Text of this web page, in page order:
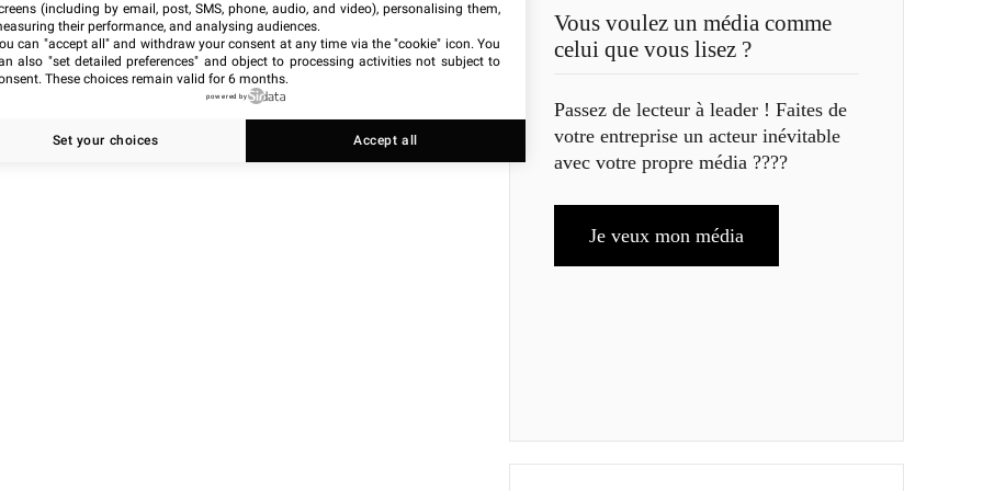
Vous voulez un média comme
celui que vous lisez ?
Passez de lecteur à leader ! Faites de
votre entreprise un acteur inévitable
avec votre propre média ????
Je veux mon média
(including by email, post, SMS, phone, audio, and video), personalising them,
their performance, and analysing audiences.
can "accept all" and withdraw your consent at any time via the "cookie" icon. You
also "set detailed preferences" and object to processing activities not subject to
These choices remain valid for 6 months.
powered by
Set your choices Accept all